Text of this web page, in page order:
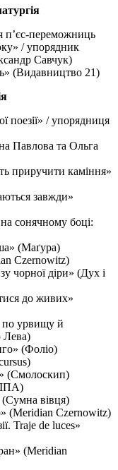
п’єс-переможниць
/ упорядник
Савчук)
(Видавництво 21)
поезії» / упорядниця
Павлова та Ольга
приручити каміння»
завжди»
сонячному боці:
(Маґура)
Czernowitz)
чорної діри» (Дух і
до живих»
урвищу й
Лева)
(Фоліо)
(Смолоскип)
вівця)
(Meridian Czernowitz)
Traje de luces»
(Meridian